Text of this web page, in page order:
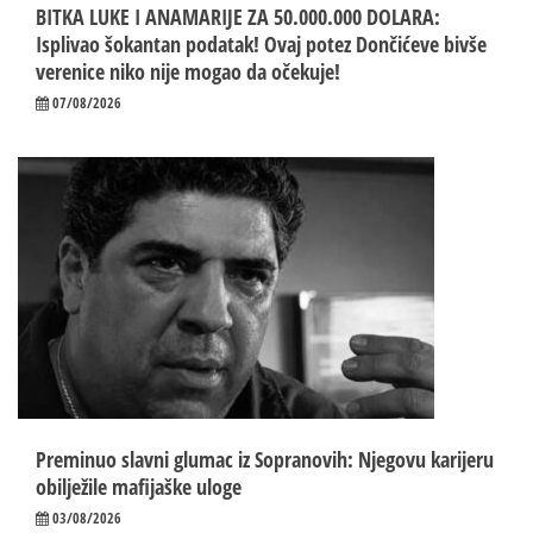
BITKA LUKE I ANAMARIJE ZA 50.000.000 DOLARA:
Isplivao šokantan podatak! Ovaj potez Dončićeve bivše
verenice niko nije mogao da očekuje!
07/08/2026
Preminuo slavni glumac iz Sopranovih: Njegovu karijeru
obilježile mafijaške uloge
03/08/2026